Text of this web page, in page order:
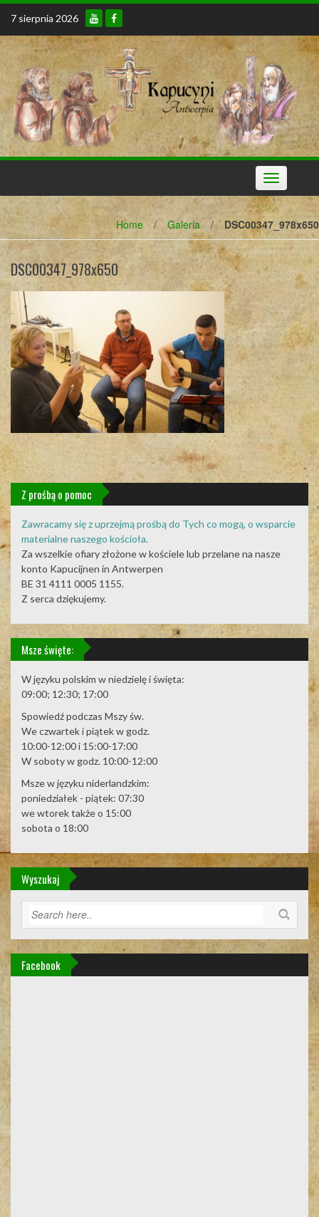
Skip
content
7 sierpnia 2026
Toggle
navigation
Home / Galeria / DSC00347_978x650
DSC00347_978x650
Z prośbą o pomoc
Zawracamy się z uprzejmą prośbą do Tych co mogą, o wsparcie
materialne naszego kościoła.
Za wszelkie ofiary złożone w kościele lub przelane na nasze
konto Kapucijnen in Antwerpen
BE 31 4111 0005 1155.
Z serca dziękujemy.
Msze święte:
W języku polskim w niedzielę i święta:
09:00; 12:30; 17:00
Spowiedź podczas Mszy św.
We czwartek i piątek w godz.
10:00-12:00 i 15:00-17:00
W soboty w godz. 10:00-12:00
Msze w języku niderlandzkim:
poniedziałek - piątek: 07:30
we wtorek także o 15:00
sobota o 18:00
Wyszukaj
Facebook